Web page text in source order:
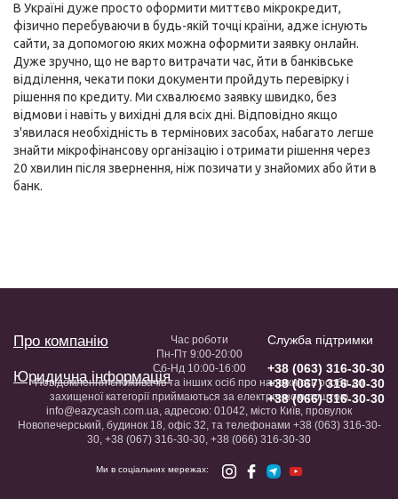
В Україні дуже просто оформити миттєво мікрокредит,
фізично перебуваючи в будь-якій точці країни, адже існують
сайти, за допомогою яких можна оформити заявку онлайн.
Дуже зручно, що не варто витрачати час, йти в банківське
відділення, чекати поки документи пройдуть перевірку і
рішення по кредиту. Ми схвалюємо заявку швидко, без
відмови і навіть у вихідні для всіх дні. Відповідно якщо
з'явилася необхідність в термінових засобах, набагато легше
знайти мікрофінансову організацію і отримати рішення через
20 хвилин після звернення, ніж позичати у знайомих або йти в
банк.
Про компанію
Юридична інформація
Служба підтримки
+38 (063) 316-30-30
+38 (067) 316-30-30
+38 (066) 316-30-30
Час роботи
Пн-Пт 9:00-20:00
Сб-Нд 10:00-16:00
Повідомлення споживачів та інших осіб про належність особи до
захищеної категорії приймаються за електронною поштою
info@eazycash.com.ua, адресою: 01042, місто Київ, провулок
Новопечерський, будинок 18, офіс 32, та телефонами +38 (063) 316-30-
30, +38 (067) 316-30-30, +38 (066) 316-30-30
Ми в соціальних мережах: